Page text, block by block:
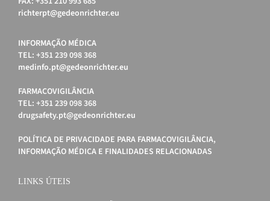
richterpt@gedeonrichter.eu
INFORMAÇÃO MÉDICA
TEL: +351 239 098 368
medinfo.pt@gedeonrichter.eu
FARMACOVIGILÂNCIA
TEL: +351 239 098 368
drugsafety.pt@gedeonrichter.eu
POLÍTICA DE PRIVACIDADE PARA FARMACOVIGILÂNCIA,
INFORMAÇÃO MÉDICA E FINALIDADES RELACIONADAS
LINKS ÚTEIS